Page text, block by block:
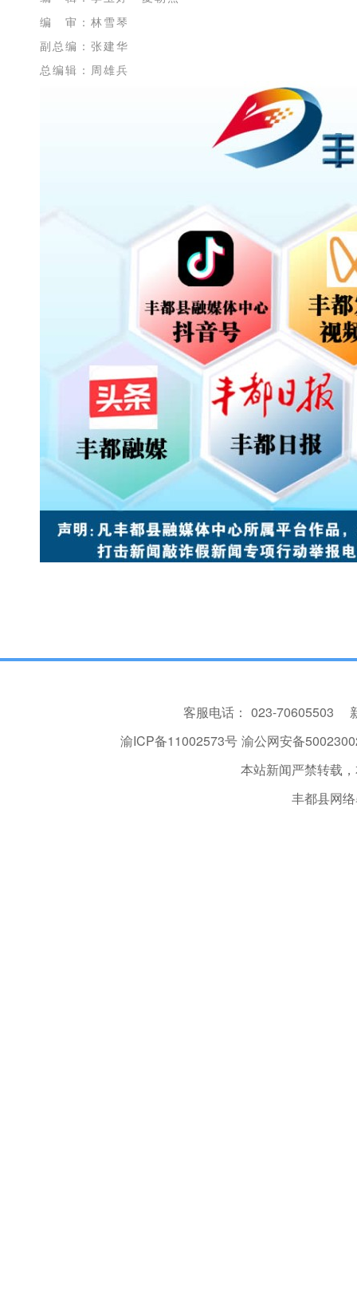
编 审：林雪琴
副总编：张建华
总编辑：周雄兵
客服电话： 023-70605503
渝ICP备11002573号 渝公网安备
本站新闻严禁转载
丰都县网